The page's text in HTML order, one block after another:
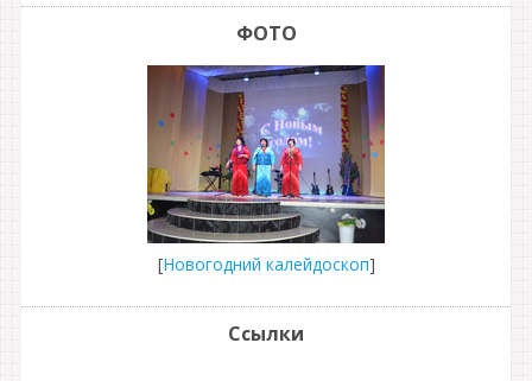
ФОТО
[Новогодний калейдоскоп]
Ссылки